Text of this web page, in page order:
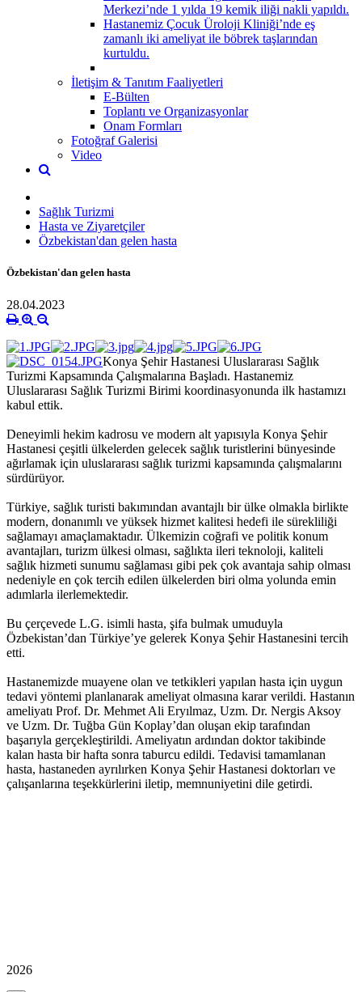
Merkezi’nde 1 yılda 19 kemik iliği nakli yapıldı.
Hastanemiz Çocuk Üroloji Kliniği’nde eş
zamanlı iki ameliyat ile böbrek taşlarından
kurtuldu.
İletişim & Tanıtım Faaliyetleri
E-Bülten
Toplantı ve Organizasyonlar
Onam Formları
Fotoğraf Galerisi
Video
Sağlık Turizmi
Hasta ve Ziyaretçiler
Özbekistan'dan gelen hasta
Özbekistan'dan gelen hasta
28.04.2023
Konya Şehir Hastanesi Uluslararası Sağlık
Turizmi Kapsamında Çalışmalarına Başladı. Hastanemiz
Uluslararası Sağlık Turizmi Birimi koordinasyonunda ilk hastamızı
kabul ettik.
Deneyimli hekim kadrosu ve modern alt yapısıyla Konya Şehir
Hastanesi çeşitli ülkelerden gelecek sağlık turistlerini bünyesinde
ağırlamak için uluslararası sağlık turizmi kapsamında çalışmalarını
sürdürüyor.
Türkiye, sağlık turisti bakımından avantajlı bir ülke olmakla birlikte
modern, donanımlı ve yüksek hizmet kalitesi hedefi ile sürekliliği
sağlamayı amaçlamaktadır. Ülkemizin coğrafi ve politik konum
avantajları, turizm ülkesi olması, sağlıkta ileri teknoloji, kaliteli
sağlık hizmeti sunumu sağlaması gibi pek çok avantaja sahip olması
nedeniyle en çok tercih edilen ülkelerden biri olma yolunda emin
adımlarla ilerlemektedir.
Bu çerçevede L.G. isimli hasta, şifa bulmak umuduyla
Özbekistan’dan Türkiye’ye gelerek Konya Şehir Hastanesini tercih
etti.
Hastanemizde muayene olan ve tetkikleri yapılan hasta için uygun
tedavi yöntemi planlanarak ameliyat olmasına karar verildi. Hastanın
ameliyatı Prof. Dr. Mehmet Ali Eryılmaz, Uzm. Dr. Nergis Aksoy
ve Uzm. Dr. Tuğba Gün Koplay’dan oluşan ekip tarafından
başarıyla gerçekleştirildi. Ameliyatın ardından doktor takibinde
kalan hasta bir hafta sonra taburcu edildi. Tedavisi tamamlanan
hasta, hastaneden ayrılırken Konya Şehir Hastanesi doktorları ve
çalışanlarına teşekkürlerini iletip, memnuniyetini dile getirdi.
2026